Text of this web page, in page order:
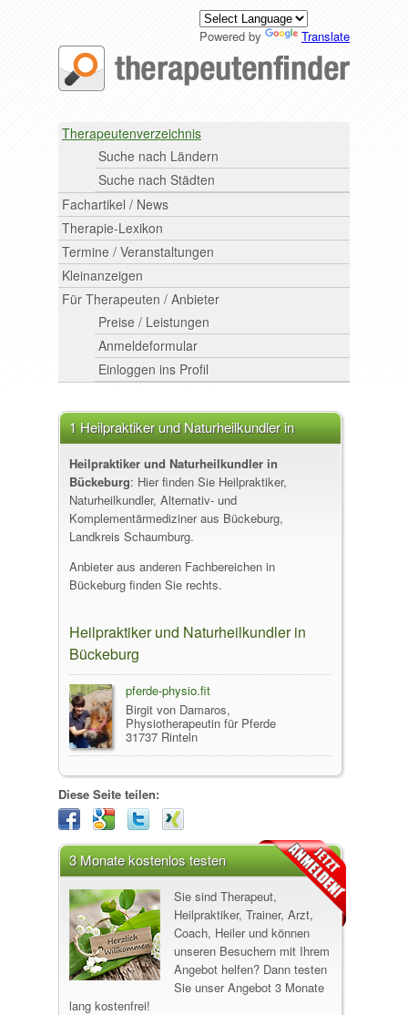
Powered by Translate
Therapeutenverzeichnis
Suche nach Ländern
Suche nach Städten
Fachartikel / News
Therapie-Lexikon
Termine / Veranstaltungen
Kleinanzeigen
Für Therapeuten / Anbieter
Preise / Leistungen
Anmeldeformular
Einloggen ins Profil
1 Heilpraktiker und Naturheilkundler in
Bückeburg
Heilpraktiker und Naturheilkundler in
Bückeburg: Hier finden Sie Heilpraktiker,
Naturheilkundler, Alternativ- und
Komplementärmediziner aus Bückeburg,
Landkreis Schaumburg.
Anbieter aus anderen Fachbereichen in
Bückeburg finden Sie rechts.
Heilpraktiker und Naturheilkundler in
Bückeburg
pferde-physio.fit
Birgit von Damaros,
Physiotherapeutin für Pferde
31737 Rinteln
Diese Seite teilen:
3 Monate kostenlos testen
Sie sind Therapeut,
Heilpraktiker, Trainer, Arzt,
Coach, Heiler und können
unseren Besuchern mit Ihrem
Angebot helfen? Dann testen
Sie unser Angebot 3 Monate
lang kostenfrei!